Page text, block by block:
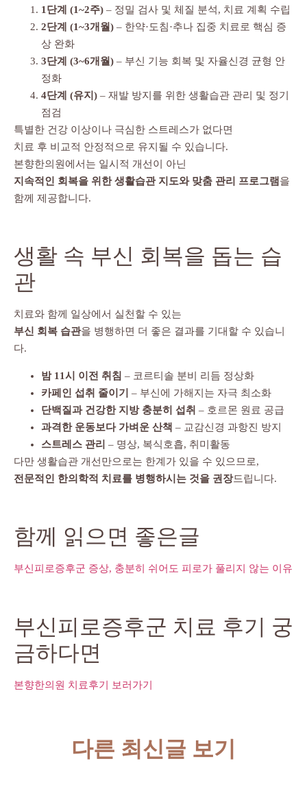
1단계 (1~2주) – 정밀 검사 및 체질 분석, 치료 계획 수립
2단계 (1~3개월) – 한약·도침·추나 집중 치료로 핵심 증
상 완화
3단계 (3~6개월) – 부신 기능 회복 및 자율신경 균형 안
정화
4단계 (유지) – 재발 방지를 위한 생활습관 관리 및 정기
점검
특별한 건강 이상이나 극심한 스트레스가 없다면
치료 후 비교적 안정적으로 유지될 수 있습니다.
본향한의원에서는 일시적 개선이 아닌
지속적인 회복을 위한 생활습관 지도와 맞춤 관리 프로그램 을
함께 제공합니다.
생활 속 부신 회복을 돕는 습
관
치료와 함께 일상에서 실천할 수 있는
부신 회복 습관을 병행하면 더 좋은 결과를 기대할 수 있습니
다.
밤 11시 이전 취침 – 코르티솔 분비 리듬 정상화
카페인 섭취 줄이기
– 부신에 가해지는 자극 최소화
단백질과 건강한 지방 충분히 섭취 – 호르몬 원료 공급
과격한 운동보다 가벼운 산책 – 교감신경 과항진 방지
스트레스 관리 – 명상, 복식호흡, 취미활동
다만 생활습관 개선만으로는 한계가 있을 수 있으므로,
전문적인 한의학적 치료를 병행하시는 것을 권장드립니다.
함께 읽으면 좋은글
부신피로증후군 증상, 충분히 쉬어도 피로가 풀리지 않는 이유
부신피로증후군 치료 후기 궁
금하다면
본향한의원 치료후기 보러가기
다른 최신글 보기